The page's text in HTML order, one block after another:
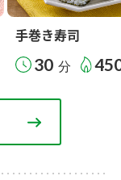
手巻き寿司
30 分